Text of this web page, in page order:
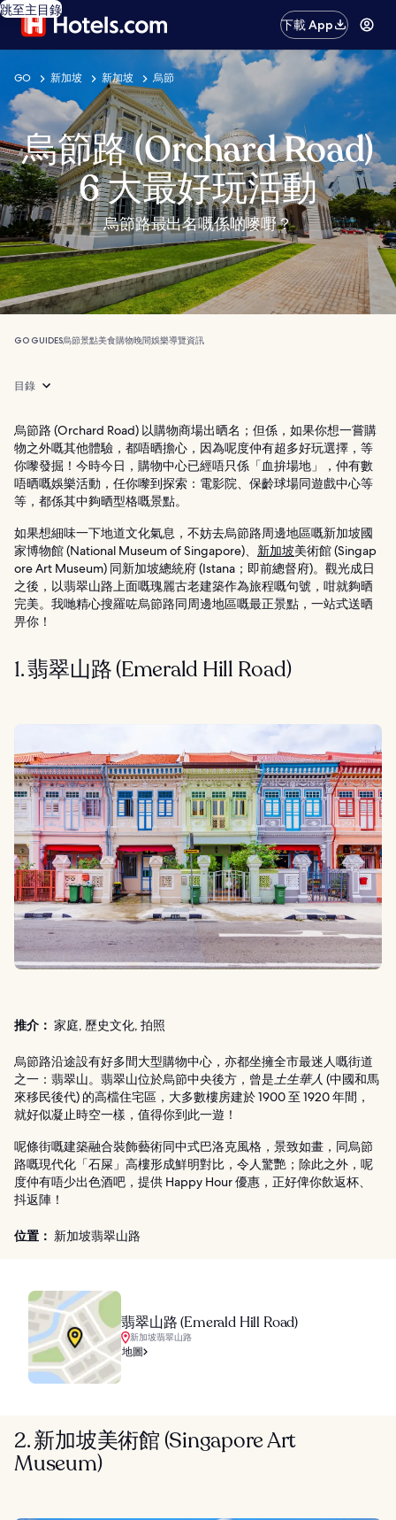
跳至主目錄
下載 App
GO 新加坡 新加坡 烏節
烏節路 (Orchard Road)
6 大最好玩活動
烏節路最出名嘅係啲嘜嘢？
GO GUIDES烏節景點美食購物晚間娛樂導覽資訊
目錄
烏節路 (Orchard Road) 以購物商場出晒名；但係，如果你想一嘗購
物之外嘅其他體驗，都唔晒擔心，因為呢度仲有超多好玩選擇，等
你嚟發掘！今時今日，購物中心已經唔只係「血拚場地」，仲有數
唔晒嘅娛樂活動，任你嚟到探索：電影院、保齡球場同遊戲中心等
等，都係其中夠晒型格嘅景點。
如果想細味一下地道文化氣息，不妨去烏節路周邊地區嘅新加坡國
家博物館 (National Museum of Singapore)、 新加坡美術館 (Singap
ore Art Museum) 同新加坡總統府 (Istana；即前總督府)。觀光成日
之後，以翡翠山路上面嘅瑰麗古老建築作為旅程嘅句號，咁就夠晒
完美。我哋精心搜羅咗烏節路同周邊地區嘅最正景點，一站式送晒
畀你！
1. 翡翠山路 (Emerald Hill Road)
推介： 家庭, 歷史文化, 拍照
烏節路沿途設有好多間大型購物中心，亦都坐擁全市最迷人嘅街道
之一：翡翠山。翡翠山位於烏節中央後方，曾是土生華人 (中國和馬
來移民後代) 的高檔住宅區，大多數樓房建於 1900 至 1920 年間，
就好似凝止時空一樣，值得你到此一遊！
呢條街嘅建築融合裝飾藝術同中式巴洛克風格，景致如畫，同烏節
路嘅現代化「石屎」高樓形成鮮明對比，令人驚艷；除此之外，呢
度仲有唔少出色酒吧，提供 Happy Hour 優惠，正好俾你飲返杯、
抖返陣！
位置： 新加坡翡翠山路
翡翠山路 (Emerald Hill Road)
新加坡翡翠山路
地圖
2. 新加坡美術館 (Singapore Art
Museum)